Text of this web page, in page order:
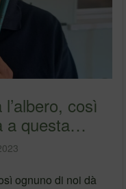
così
a questa
ognuno di noi dà